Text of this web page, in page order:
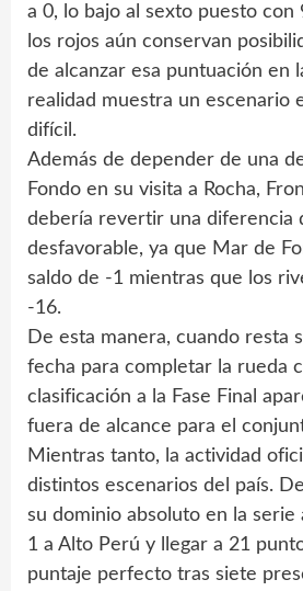
a 0, lo bajo al sexto puesto con
los rojos aún conservan
de alcanzar esa puntuación en
realidad muestra un escenario
difícil.
Además de depender de una
Fondo en su visita a Rocha,
debería revertir una diferencia
desfavorable, ya que Mar de
saldo de -1 mientras que los
-16.
De esta manera, cuando resta
fecha para completar la rueda
clasificación a la Fase Final
fuera de alcance para el
Mientras tanto, la actividad
distintos escenarios del país.
su dominio absoluto en la
1 a Alto Perú y llegar a 21
puntaje perfecto tras siete